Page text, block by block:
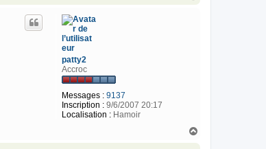
patty2
Accroc
Messages : 9137
Inscription : 9/6/2007 20:17
Localisation : Hamoir